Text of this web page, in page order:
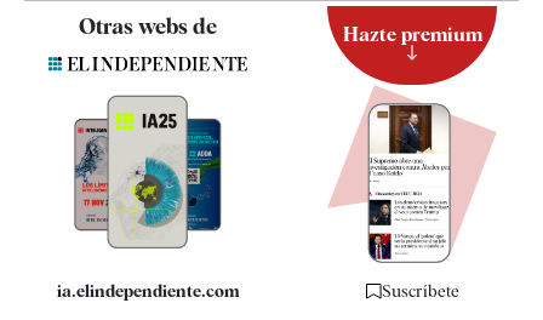
Contacto
Quiénes somos
Especificaciones
Otras webs de
ia.elindependiente.com
Hazte premium
Suscríbete